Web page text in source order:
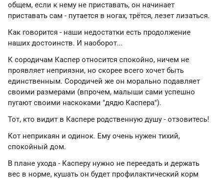
общем, если к нему не приставать, он начинает
приставать сам - путается в ногах, трётся, лезет лизаться.
Как говорится - наши недостатки есть продолжение
наших достоинств. И наоборот...
К сородичам Каспер относится спокойно, ничем не
проявляет неприязни, но скорее всего хочет быть
единственным. Сородичей же он морально подавляет
своими размерами (впрочем, малыши сами успешно
пугают своими наскоками "дядю Каспера").
Тот, кто видит в Каспере родственную душу - отзовитесь!
Кот неприкаян и одинок. Ему очень нужен тихий,
спокойный дом.
В плане ухода - Касперу нужно не переедать и держать
вес в норме, кушать он будет профилактический корм